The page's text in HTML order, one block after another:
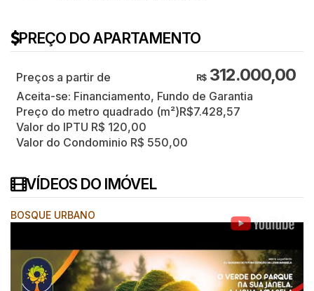
PREÇO DO APARTAMENTO
R$312.000,00
Aceita-se: Financiamento, Fundo de Garantia
Preço do metro quadrado (m²)R$7.428,57
Valor do IPTU R$ 120,00
Valor do Condominio R$ 550,00
VÍDEOS DO IMÓVEL
BOSQUE URBANO